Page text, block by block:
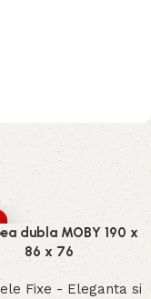
dubla MOBY 190 x
86 x 76
Fixe - Eleganta si